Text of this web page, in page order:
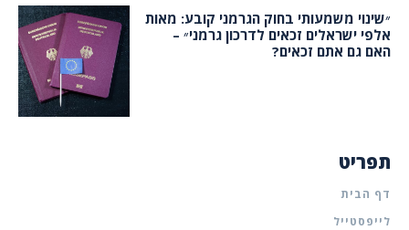
״שינוי משמעותי בחוק הגרמני קובע: מאות
אלפי ישראלים זכאים לדרכון גרמני״ –
האם גם אתם זכאים?
תפריט
דף הבית
לייפסטייל